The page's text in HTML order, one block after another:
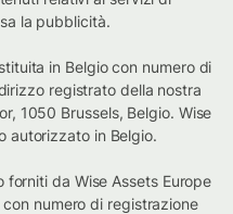
la pubblicità.
in Belgio con numero di
registrato della nostra
1050 Brussels, Belgio. Wise
autorizzato in Belgio.
da Wise Assets Europe
numero di registrazione